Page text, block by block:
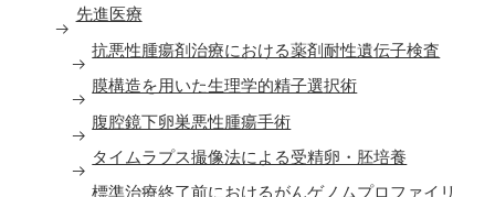
先進医療
抗悪性腫瘍剤治療における薬剤耐性遺伝子検査
膜構造を用いた生理学的精子選択術
腹腔鏡下卵巣悪性腫瘍手術
タイムラプス撮像法による受精卵・胚培養
標準治療終了前におけるがんゲノムプロファイリ